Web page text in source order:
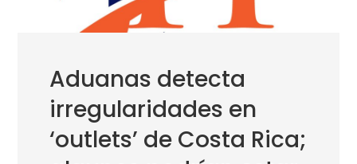
Aduanas detecta
irregularidades en
‘outlets’ de Costa Rica;